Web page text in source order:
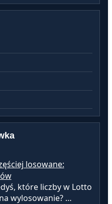
losowane:
które liczby w Lotto
wylosowanie? …